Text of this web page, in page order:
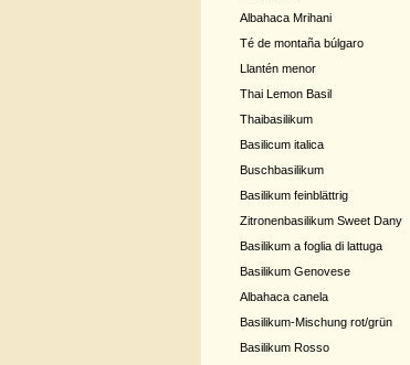
Albahaca Mrihani
Té de montaña búlgaro
Llantén menor
Thai Lemon Basil
Thaibasilikum
Basilicum italica
Buschbasilikum
Basilikum feinblättrig
Zitronenbasilikum Sweet Dany
Basilikum a foglia di lattuga
Basilikum Genovese
Albahaca canela
Basilikum-Mischung rot/grün
Basilikum Rosso